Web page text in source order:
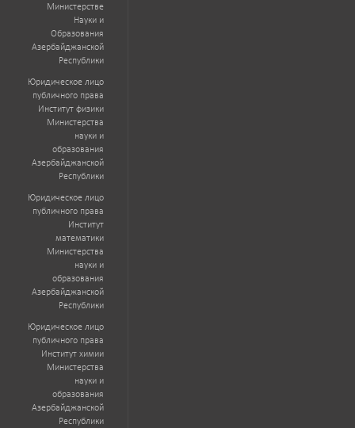
Министерстве
Науки и
Образования
Азербайджанской
Республики
Юридическое лицо
публичного права
Институт физики
Министерства
науки и
образования
Азербайджанской
Республики
Юридическое лицо
публичного права
Институт
математики
Министерства
науки и
образования
Азербайджанской
Республики
Юридическое лицо
публичного права
Институт химии
Министерства
науки и
образования
Азербайджанской
Республики